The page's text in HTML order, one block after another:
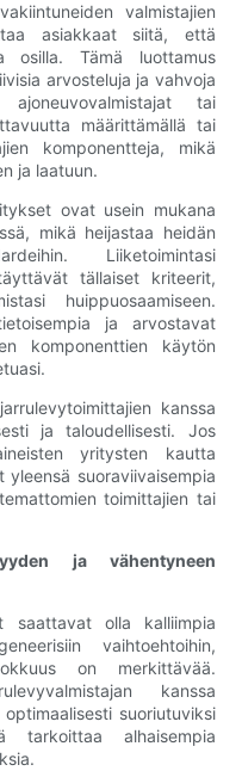
valmistajien
asiakkaat siitä, että
osilla. Tämä luottamus
arvosteluja ja vahvoja
ajoneuvovalmistajat tai
määrittämällä tai
komponentteja, mikä
ja laatuun.
ovat usein mukana
mikä heijastaa heidän
Liiketoimintasi
tällaiset kriteerit,
huippuosaamiseen.
ja arvostavat
komponenttien käytön
kanssa
ja taloudellisesti. Jos
yritysten kautta
suoraviivaisempia
toimittajien tai
ja vähentyneen
saattavat olla kalliimpia
vaihtoehtoihin,
on merkittävää.
kanssa
suoriutuviksi
tarkoittaa alhaisempia